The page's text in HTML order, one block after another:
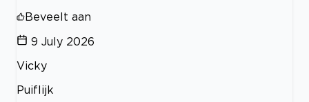
Beveelt aan
9 July 2026
Vicky
Puiflijk